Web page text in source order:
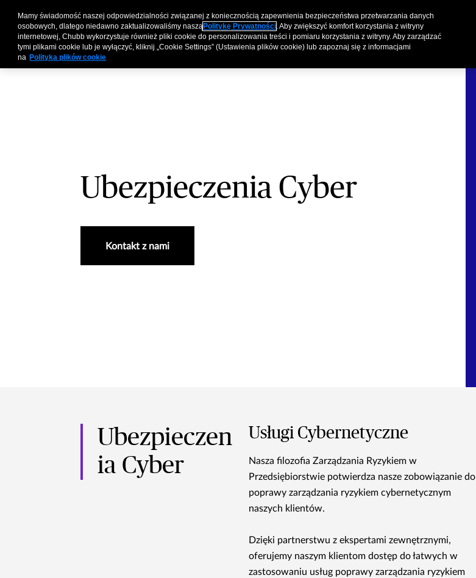
ProduktyUbezpieczenia indywidualneProgramy Affinity
Ubezpieczenia Cyber
Kontakt z nami
Ubezpieczen
ia Cyber
Usługi Cybernetyczne
Nasza filozofia Zarządzania Ryzykiem w
Przedsiębiorstwie potwierdza nasze zobowiązanie do
poprawy zarządzania ryzykiem cybernetycznym
naszych klientów.
Dzięki partnerstwu z ekspertami zewnętrznymi,
oferujemy naszym klientom dostęp do łatwych w
zastosowaniu usług poprawy zarządzania ryzykiem
Mamy świadomość naszej odpowiedzialności związanej z koniecznością zapewnienia bezpieczeństwa przetwarzania danych
osobowych, dlatego niedawno zaktualizowaliśmy naszą Politykę Prywatności. Aby zwiększyć komfort korzystania z witryny
internetowej, Chubb wykorzystuje również pliki cookie do personalizowania treści i pomiaru korzystania z witryny. Aby zarządzać
tymi plikami cookie lub je wyłączyć, kliknij „Cookie Settings” (Ustawienia plików cookie) lub zapoznaj się z informacjami
na Polityka plików cookie